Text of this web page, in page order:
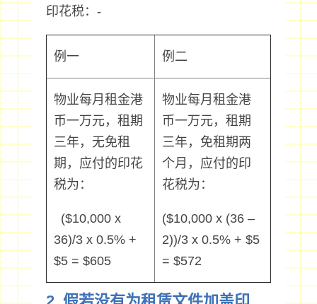
印花税：-
例一 例二
物业每月租金港
币一万元，租期
三年，无免租
期，应付的印花
税为：
($10,000 x
36)/3 x 0.5% +
$5 = $605
物业每月租金港
币一万元，租期
三年，免租期两
个月，应付的印
花税为：
($10,000 x (36 –
2))/3 x 0.5% + $5
= $572